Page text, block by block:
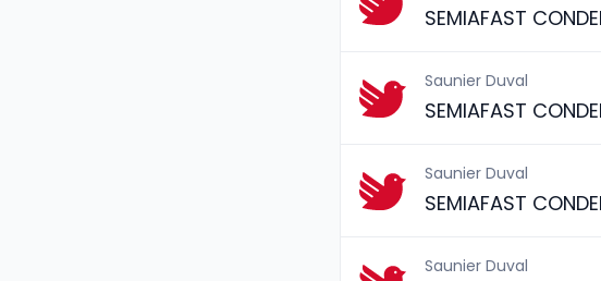
SEMIAFAST
Saunier Duval
SEMIAFAST
Saunier Duval
SEMIAFAST
Saunier Duval